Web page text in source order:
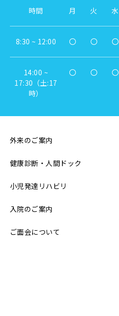
時間 月 火 水
8:30 ~ 12:00 〇 〇 〇
14:00 ~
17:30（土:17
時）
〇 〇 〇
外来のご案内
健康診断・人間ドック
小児発達リハビリ
入院のご案内
ご面会について